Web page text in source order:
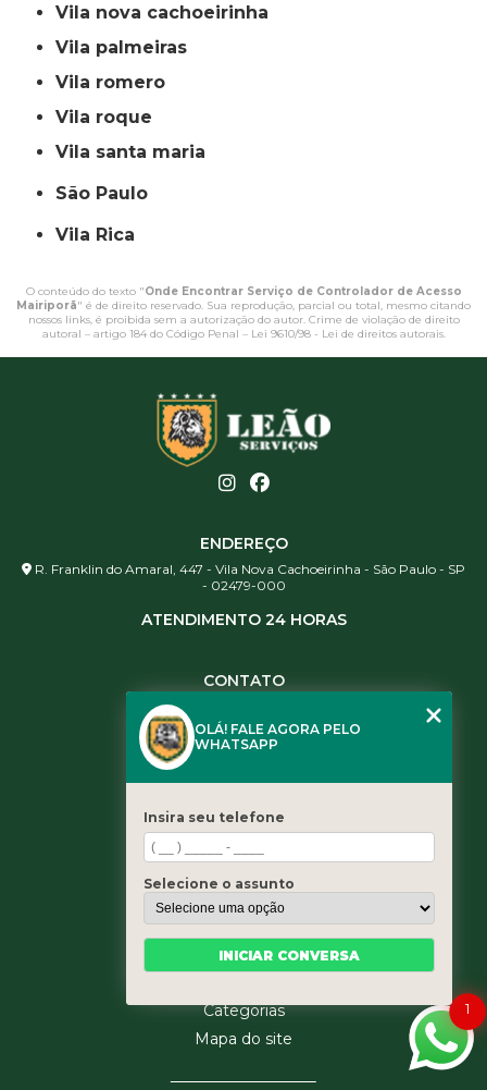
vila nova cachoeirinha
vila palmeiras
vila romero
vila roque
vila santa maria
São Paulo
Vila Rica
O conteúdo do texto "Onde Encontrar Serviço de Controlador de Acesso
Mairiporã" é de direito reservado. Sua reprodução, parcial ou total, mesmo citando
nossos links, é proibida sem a autorização do autor. Crime de violação de direito
autoral – artigo 184 do Código Penal – Lei 9610/98 - Lei de direitos autorais.
ENDEREÇO
R. Franklin do Amaral, 447 - Vila Nova Cachoeirinha - São Paulo - SP
- 02479-000
ATENDIMENTO 24 HORAS
CONTATO
(11) 3461-5871
contato@leaoservicos.com.br
Quem somos
Serviços
Blog
Categorias
Mapa do site
1
OLÁ! FALE AGORA PELO
WHATSAPP
Insira seu telefone
Selecione o assunto
INICIAR CONVERSA